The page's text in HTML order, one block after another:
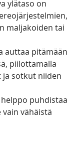
ylätaso on
maljakoiden tai
auttaa pitämään
piilottamalla
sotkut niiden
puhdistaa
vähäistä